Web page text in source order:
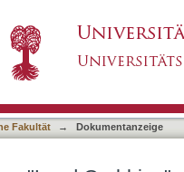
Fakultät → Dokumentanzeige